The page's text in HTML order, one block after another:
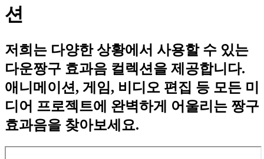
션
저희는 다양한 상황에서 사용할 수 있는
다운짱구 효과음 컬렉션을 제공합니다.
애니메이션, 게임, 비디오 편집 등 모든 미
디어 프로젝트에 완벽하게 어울리는 짱구
효과음을 찾아보세요.